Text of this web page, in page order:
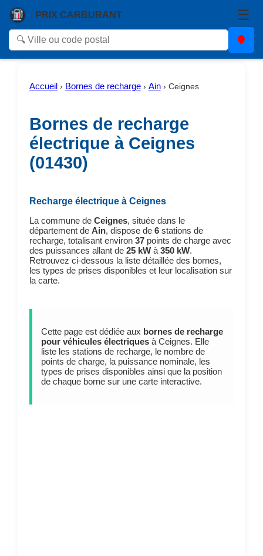
PRIX CARBURANT ☰
Accueil › Bornes de recharge› Ain› Ceignes
Bornes de recharge
électrique à Ceignes
(01430)
Recharge électrique à Ceignes
La commune de Ceignes, située dans le
département de Ain, dispose de 6stations de
recharge, totalisant environ 37points de charge avec
des puissances allant de 25 kWà 350 kW.
Retrouvez ci-dessous la liste détaillée des bornes,
les types de prises disponibles et leur localisation sur
la carte.
Cette page est dédiée aux bornes de recharge
pour véhicules électriquesà Ceignes. Elle
liste les stations de recharge, le nombre de
points de charge, la puissance nominale, les
types de prises disponibles ainsi que la position
de chaque borne sur une carte interactive.